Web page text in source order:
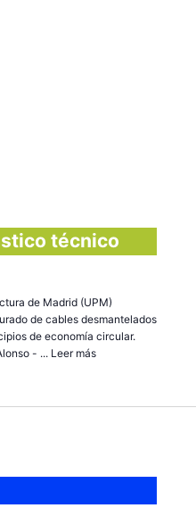
técnico
de Madrid (UPM)
de cables desmantelados
de economía circular.
- ... Leer más